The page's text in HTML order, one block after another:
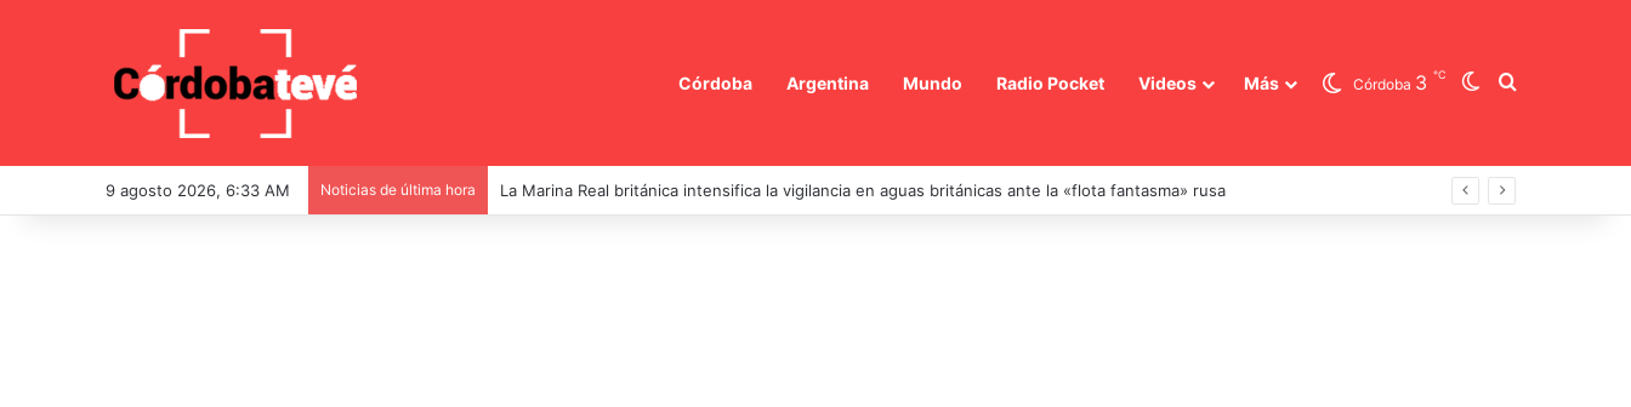
Córdoba Argentina Mundo Radio Pocket Videos Más Córdoba 3 ℃ Switch skin
Buscar
9 agosto 2026, 6:33 AM Noticias de última hora La Marina Real británica intensifica la vigilancia en aguas británicas ante la «flota fantasma» rusa